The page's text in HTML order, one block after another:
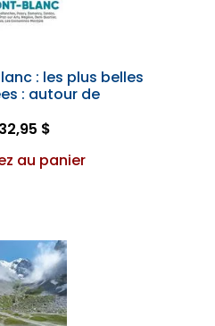
: les plus belles
: autour de
32,95 $
au panier